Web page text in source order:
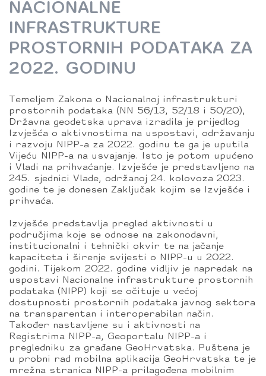
NACIONALNE
INFRASTRUKTURE
PROSTORNIH PODATAKA ZA
2022. GODINU
Temeljem Zakona o Nacionalnoj infrastrukturi
prostornih podataka (NN 56/13, 52/18 i 50/20),
Državna geodetska uprava izradila je prijedlog
Izvješća o aktivnostima na uspostavi, održavanju
i razvoju NIPP-a za 2022. godinu te ga je uputila
Vijeću NIPP-a na usvajanje. Isto je potom upućeno
i Vladi na prihvaćanje. Izvješće je predstavljeno na
245. sjednici Vlade, održanoj 24. kolovoza 2023.
godine te je donesen Zaključak kojim se Izvješće i
prihvaća.
Izvješće predstavlja pregled aktivnosti u
područjima koje se odnose na zakonodavni,
institucionalni i tehnički okvir te na jačanje
kapaciteta i širenje svijesti o NIPP-u u 2022.
godini. Tijekom 2022. godine vidljiv je napredak na
uspostavi Nacionalne infrastrukture prostornih
podataka (NIPP) koji se očituje u većoj
dostupnosti prostornih podataka javnog sektora
na transparentan i interoperabilan način.
Također nastavljene su i aktivnosti na
Registrima NIPP-a, Geoportalu NIPP-a i
pregledniku za građane GeoHrvatska. Puštena je
u probni rad mobilna aplikacija GeoHrvatska te je
mrežna stranica NIPP-a prilagođena mobilnim